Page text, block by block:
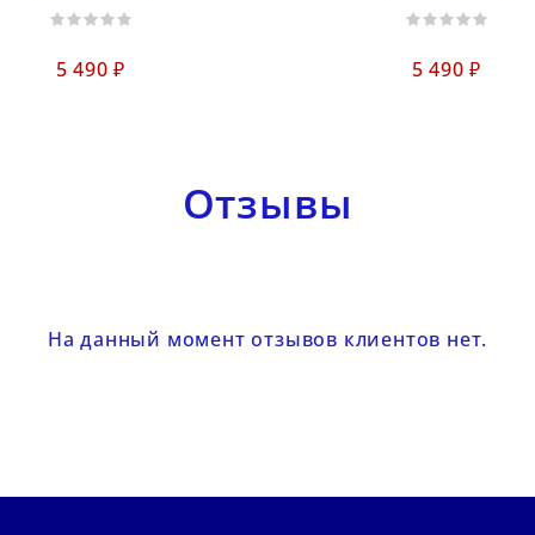
5 490 ₽ 5 490 ₽
Отзывы
На данный момент отзывов клиентов нет.